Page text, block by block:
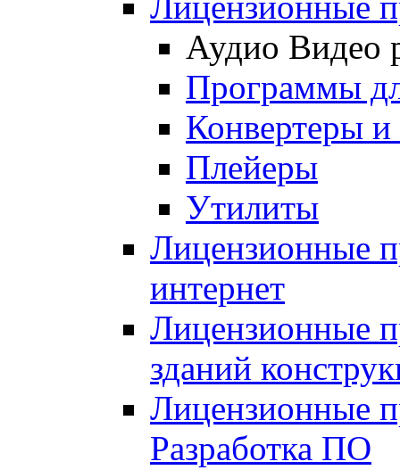
Аудио Видео
Программы
Конвертеры
Плейеры
Утилиты
Лицензионные
интернет
Лицензионные
зданий
Лицензионные
Разработка ПО